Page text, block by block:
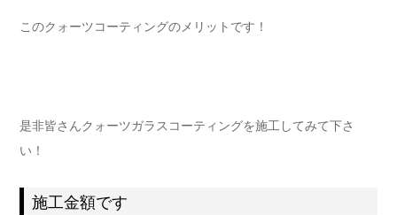
このクォーツコーティングのメリットです！
是非皆さんクォーツガラスコーティングを施工してみて下さ
い！
施工金額です